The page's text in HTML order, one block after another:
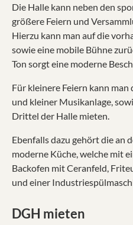
Die Halle kann neben den
größere Feiern und
Hierzu kann man auf die
sowie eine mobile Bühne
Ton sorgt eine moderne
Für kleinere Feiern kann
und kleiner Musikanlage,
Drittel der Halle mieten.
Ebenfalls dazu gehört die an
moderne Küche, welche mit
Backofen mit Ceranfeld,
und einer
DGH mieten